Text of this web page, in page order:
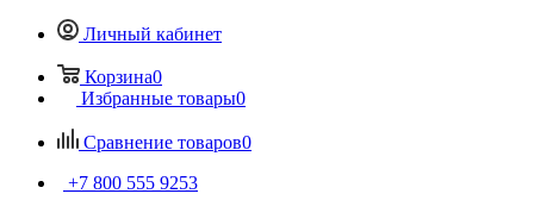
Личный кабинет
Корзина0
Избранные товары0
Сравнение товаров0
+7 800 555 9253